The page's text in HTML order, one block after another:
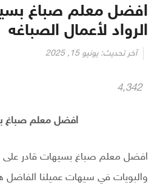
الرواد لأعمال الصباغه
آخر تحديث: يونيو 15, 2025
4٬342
افضل معلم صباغ
افضل معلم صباغ بسيهات قادر على
والبويات في سيهات عميلنا